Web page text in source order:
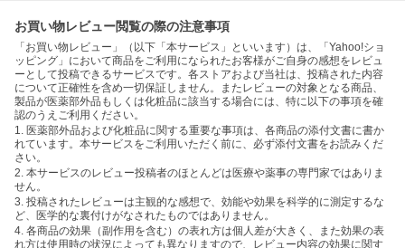
お買い物レビュー閲覧の際の注意事項
「お買い物レビュー」（以下「本サービス」といいます）は、「Yahoo!ショ
ッピング」において商品をご利用になられたお客様がご自身の感想をレビュ
ーとして投稿できるサービスです。各ストアおよび当社は、投稿された内容
について正確性を含め一切保証しません。またレビューの対象となる商品、
製品が医薬部外品もしくは化粧品に該当する場合には、特に以下の事項を確
認のうえご利用ください。
1. 医薬部外品および化粧品に関する重要な事項は、各商品の添付文書に書か
れています。本サービスをご利用いただく前に、必ず添付文書をお読みくだ
さい。
2. 本サービスのレビュー投稿者のほとんどは医療や薬事の専門家ではありま
せん。
3. 投稿されたレビューは主観的な感想で、効能や効果を科学的に測定するな
ど、医学的な裏付けがなされたものではありません。
4. 各商品の効果（副作用を含む）の表れ方は個人差が大きく、また効果の表
れ方は使用時の状況によっても異なりますので、レビュー内容の効果に関す